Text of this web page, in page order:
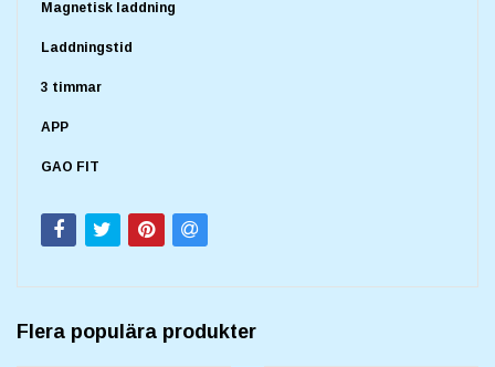
Magnetisk laddning
Laddningstid
3 timmar
APP
GAO FIT
Flera populära produkter